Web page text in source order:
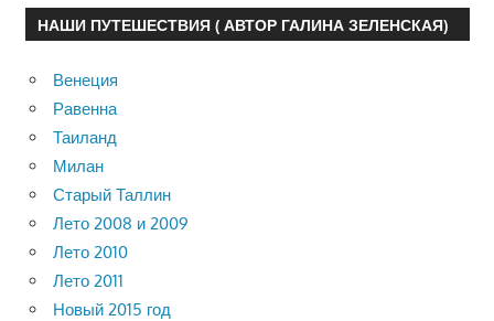
НАШИ ПУТЕШЕСТВИЯ ( АВТОР ГАЛИНА ЗЕЛЕНСКАЯ)
Венеция
Равенна
Таиланд
Милан
Старый Таллин
Лето 2008 и 2009
Лето 2010
Лето 2011
Новый 2015 год